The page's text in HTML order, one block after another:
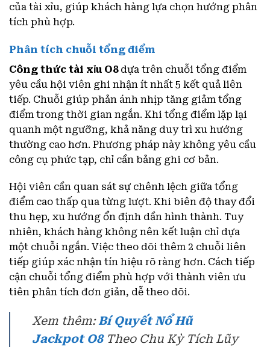
của tài xỉu, giúp khách hàng lựa chọn hướng phân
tích phù hợp.
Phân tích chuỗi tổng điểm
Công thức tài xỉu O8 dựa trên chuỗi tổng điểm
yêu cầu hội viên ghi nhận ít nhất 5 kết quả liên
tiếp. Chuỗi giúp phản ánh nhịp tăng giảm tổng
điểm trong thời gian ngắn. Khi tổng điểm lặp lại
quanh một ngưỡng, khả năng duy trì xu hướng
thường cao hơn. Phương pháp này không yêu cầu
công cụ phức tạp, chỉ cần bảng ghi cơ bản.
Hội viên cần quan sát sự chênh lệch giữa tổng
điểm cao thấp qua từng lượt. Khi biên độ thay đổi
thu hẹp, xu hướng ổn định dần hình thành. Tuy
nhiên, khách hàng không nên kết luận chỉ dựa
một chuỗi ngắn. Việc theo dõi thêm 2 chuỗi liên
tiếp giúp xác nhận tín hiệu rõ ràng hơn. Cách tiếp
cận chuỗi tổng điểm phù hợp với thành viên ưu
tiên phân tích đơn giản, dễ theo dõi.
Xem thêm:Bí Quyết Nổ Hũ
Jackpot O8Theo Chu Kỳ Tích Lũy